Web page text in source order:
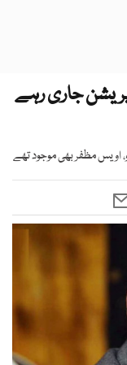
جاری رہے
اویس مظفر بھی موجود تھے